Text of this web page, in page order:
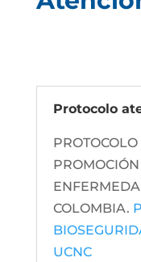
Protocolo
COLOMBIA.
UCNC